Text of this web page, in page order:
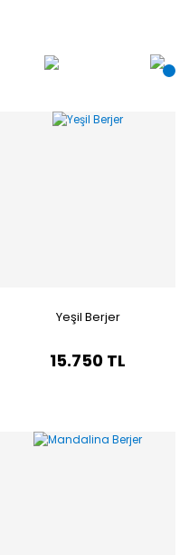
Yeşil Berjer
15.750 TL